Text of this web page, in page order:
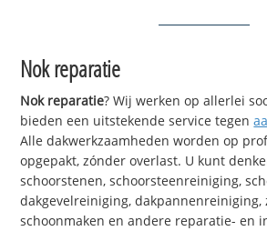
Nok reparatie
Nok reparatie? Wij werken op allerlei
bieden een uitstekende service tegen
Alle dakwerkzaamheden worden op
opgepakt, zónder overlast. U kunt
schoorstenen, schoorsteenreiniging,
dakgevelreiniging, dakpannenreiniging,
schoonmaken en andere reparatie- en